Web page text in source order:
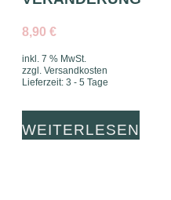
8,90€
inkl. 7 % MwSt.
zzgl.Versandkosten
Lieferzeit:3 - 5 Tage
WEITERLESEN